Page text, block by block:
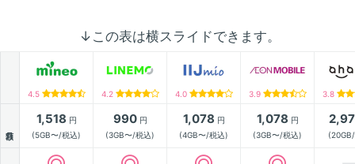
↓この表は横スライドできます。
4.5 4.2 4.0 3.9 3.8
1,518 円
(5GB〜/税込)
990円
(3GB〜/税込)
1,078 円
(4GB〜/税込)
1,078 円
(3GB〜/税込)